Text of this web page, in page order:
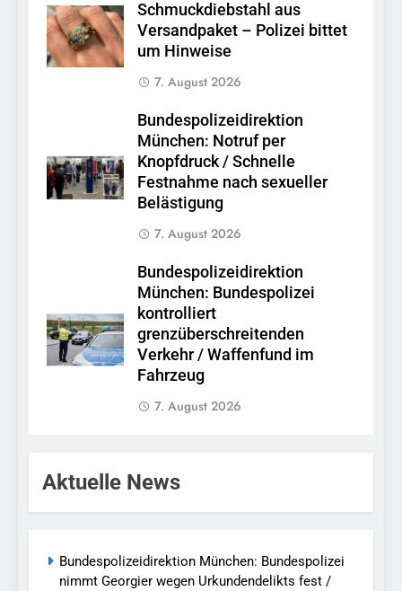
Schmuckdiebstahl aus
Versandpaket – Polizei bittet
um Hinweise
7. August 2026
Bundespolizeidirektion
München: Notruf per
Knopfdruck / Schnelle
Festnahme nach sexueller
Belästigung
7. August 2026
Bundespolizeidirektion
München: Bundespolizei
kontrolliert
grenzüberschreitenden
Verkehr / Waffenfund im
Fahrzeug
7. August 2026
Aktuelle News
Bundespolizeidirektion München: Bundespolizei
nimmt Georgier wegen Urkundendelikts fest /